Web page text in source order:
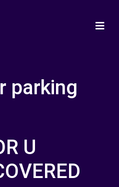
parking
U